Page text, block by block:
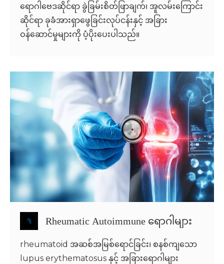
ရောဂါဗေဒဆိုင်ရာ ခွဲခြမ်းစိတ်ဖြာချက်၊ အူလမ်းကြောင်း
ဆိုင်ရာ ခုခံအားရှာဖွေခြင်းလုပ်ငန်းနှင့် အခြား
ဝန်ဆောင်မှုများကို ပံ့ပိုးပေးပါသည်။
Rheumatic Autoimmune ရောဂါများ
rheumatoid အဆစ်အမြစ်ရောင်ခြင်း၊ စနစ်ကျသော
lupus erythematosus နှင့် အခြားရောဂါများ